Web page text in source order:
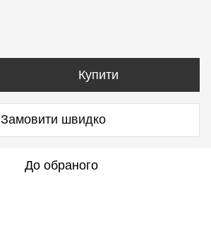
Купити
Замовити швидко
До обраного